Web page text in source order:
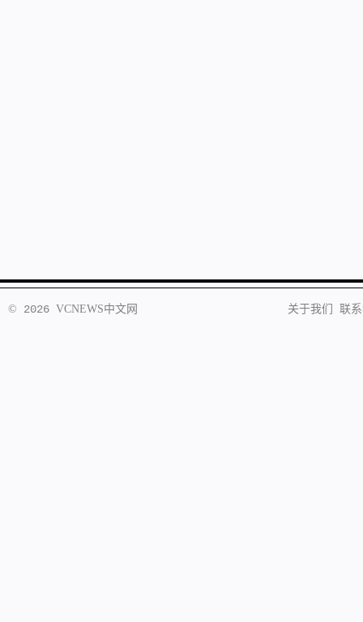
© 2026 VCNEWS中文网 关于我们 联